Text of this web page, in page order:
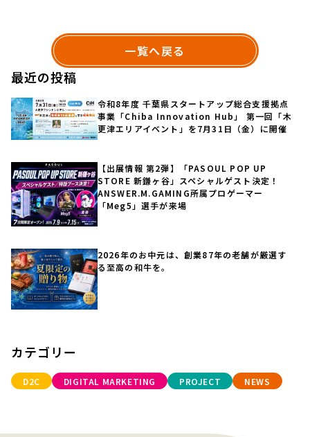
一覧へ戻る
最近の投稿
令和8年度 千葉県スタートアップ総合支援拠点
事業「Chiba Innovation Hub」 第一回「木
更津エリアイベント」を7月31日（金）に開催
【出展情報 第2弾】「PASOUL POP UP
STORE 新鎌ヶ谷」スペシャルゲスト決定！
ANSWER.M.GAMING所属プロゲーマー
「Meg5」選手が来場
2026年のお中元は、創業87年の老舗が厳選す
る至高の和牛を。
カテゴリー
D2C DIGITAL MARKETING PROJECT NEWS